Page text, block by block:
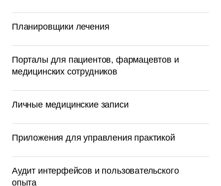
Планировщики лечения
Порталы для пациентов, фармацевтов и
медицинских сотрудников
Личные медицинские записи
Приложения для управления практикой
Аудит интерфейсов и пользовательского
опыта